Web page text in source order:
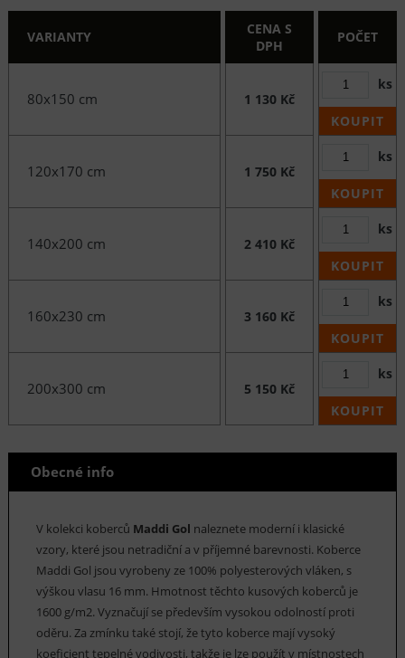
VARIANTY
CENA S
DPH
POČET
80x150 cm 1 130 Kč
ks
KOUPIT
120x170 cm 1 750 Kč
ks
KOUPIT
140x200 cm 2 410 Kč
ks
KOUPIT
160x230 cm 3 160 Kč
ks
KOUPIT
200x300 cm 5 150 Kč
ks
KOUPIT
Obecné info
V kolekci koberců Maddi Gol naleznete moderní i klasické
vzory, které jsou netradiční a v příjemné barevnosti. Koberce
Maddi Gol jsou vyrobeny ze 100% polyesterových vláken, s
výškou vlasu 16 mm. Hmotnost těchto kusových koberců je
1600 g/m2. Vyznačují se především vysokou odolností proti
oděru. Za zmínku také stojí, že tyto koberce mají vysoký
koeficient tepelné vodivosti, takže je lze použít v místnostech